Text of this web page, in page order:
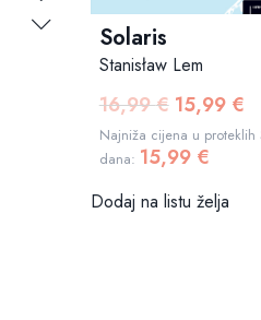
Solaris
Stanisław Lem
16,99€ Izvorna
cijena
bila
16,99 €.
15,99 €
Najniža cijena u proteklih
dana: 15,99 €
Dodaj na listu želja